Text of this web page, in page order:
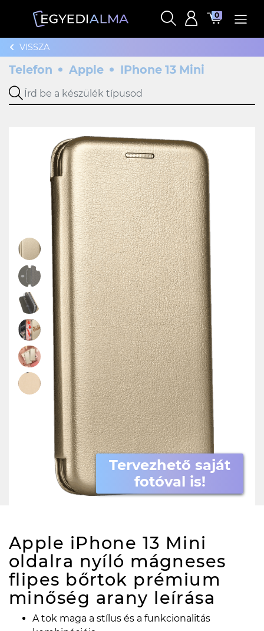
0
VISSZA
Telefon Apple IPhone 13 Mini
Tervezhető saját
fotóval is!
Apple iPhone 13 Mini
oldalra nyíló mágneses
flipes bőrtok prémium
minőség arany leírása
A tok maga a stílus és a funkcionalitás